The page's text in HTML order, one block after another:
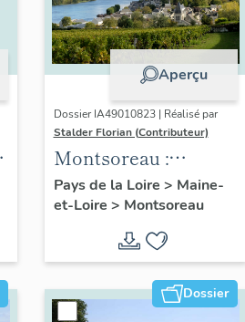
Aperçu
Dossier IA49010823 | Réalisé par
Stalder Florian (Contributeur)
Montsoreau :
présentation de la
commune
Pays de la Loire > Maine-
et-Loire > Montsoreau
Dossier